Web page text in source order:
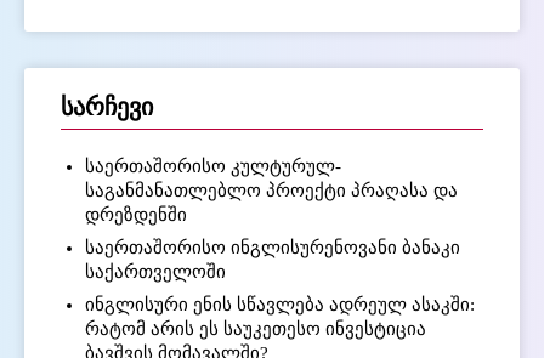
სარჩევი
საერთაშორისო კულტურულ-
საგანმანათლებლო პროექტი პრაღასა და
დრეზდენში
საერთაშორისო ინგლისურენოვანი ბანაკი
საქართველოში
ინგლისური ენის სწავლება ადრეულ ასაკში:
რატომ არის ეს საუკეთესო ინვესტიცია
ბავშვის მომავალში?